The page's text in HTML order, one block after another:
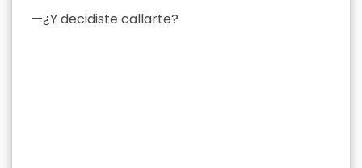
—¿Y decidiste callarte?